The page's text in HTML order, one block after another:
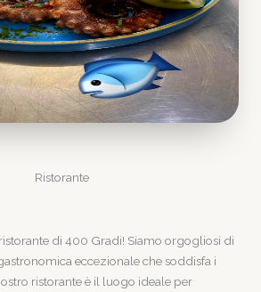
Ristorante
di 400 Gradi! Siamo orgogliosi di
eccezionale che soddisfa i
ristorante è il luogo ideale per